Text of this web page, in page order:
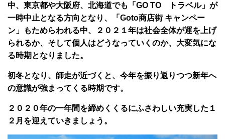
中、東京都や大阪府、北海道でも「GO TO トラベル」が
一時中止となる方向となり、「Goto商店街 キャンペー
ン」もためらわれる中、２０２１年は社会全体が運を上げ
られるか、そして個人はどうなっていくのか、大変気にな
る時期となりました。
初冬となり、師走が近づくと、今年を振り返りつつ新年へ
の意識が強まってくる時期です。
２０２０年の一年間を締めくくるにふさわしい充実した１
２月を迎えていきましょう。